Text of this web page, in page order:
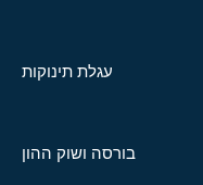
עגלת תינוקות
בורסה ושוק ההון